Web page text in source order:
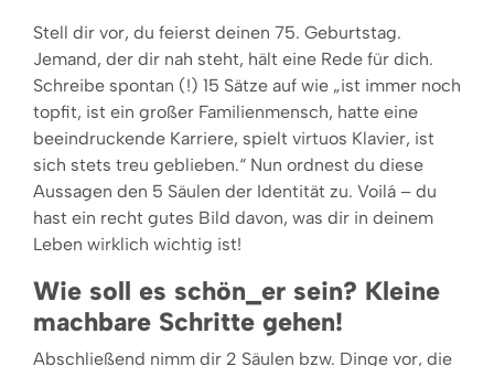
Stell dir vor, du feierst deinen 75. Geburtstag.
Jemand, der dir nah steht, hält eine Rede für dich.
Schreibe spontan (!) 15 Sätze auf wie „ist immer noch
topfit, ist ein großer Familienmensch, hatte eine
beeindruckende Karriere, spielt virtuos Klavier, ist
sich stets treu geblieben.“ Nun ordnest du diese
Aussagen den 5 Säulen der Identität zu. Voilá – du
hast ein recht gutes Bild davon, was dir in deinem
Leben wirklich wichtig ist!
Wie soll es schön_er sein? Kleine
machbare Schritte gehen!
Abschließend nimm dir 2 Säulen bzw. Dinge vor, die